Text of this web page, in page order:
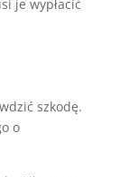
je wypłacić
szkodę.
o